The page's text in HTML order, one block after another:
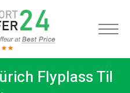
Flyplass Til